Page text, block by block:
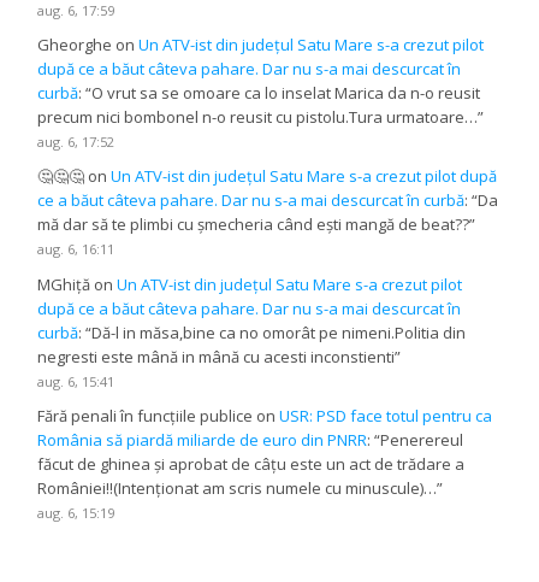
aug. 6, 17:59
Gheorghe onUn ATV-ist din județul Satu Mare s-a crezut pilot
după ce a băut câteva pahare. Dar nu s-a mai descurcat în
curbă: “O vrut sa se omoare ca lo inselat Marica da n-o reusit
precum nici bombonel n-o reusit cu pistolu.Tura urmatoare…”
aug. 6, 17:52
🤔🤔🤔 onUn ATV-ist din județul Satu Mare s-a crezut pilot după
ce a băut câteva pahare. Dar nu s-a mai descurcat în curbă: “Da
mă dar să te plimbi cu șmecheria când ești mangă de beat??”
aug. 6, 16:11
MGhiță onUn ATV-ist din județul Satu Mare s-a crezut pilot
după ce a băut câteva pahare. Dar nu s-a mai descurcat în
curbă: “Dă-l in măsa,bine ca no omorât pe nimeni.Politia din
negresti este mână in mână cu acesti inconstienti”
aug. 6, 15:41
Fără penali în funcțiile publice onUSR: PSD face totul pentru ca
România să piardă miliarde de euro din PNRR: “Penerereul
făcut de ghinea și aprobat de câțu este un act de trădare a
României!!(Intenționat am scris numele cu minuscule)…”
aug. 6, 15:19